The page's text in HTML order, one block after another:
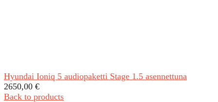
Hyundai Ioniq 5 audiopaketti Stage 1.5 asennettuna
2650,00 €
Back to products